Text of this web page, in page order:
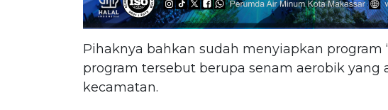
Pihaknya bahkan sudah menyiapkan program
program tersebut berupa senam aerobik
kecamatan.